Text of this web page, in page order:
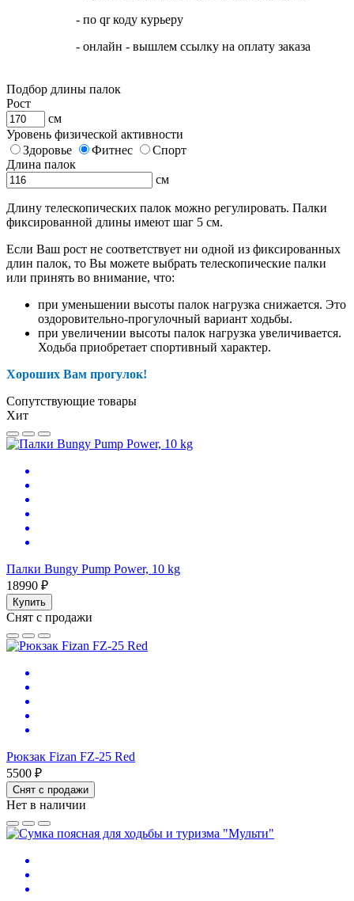
- по qr коду курьеру
- онлайн - вышлем ссылку на оплату заказа
Подбор длины палок
Рост
см
Уровень физической активности
Здоровье
Фитнес
Спорт
Длина палок
см
Длину телескопических палок можно регулировать. Палки
фиксированной длины имеют шаг 5 см.
Если Ваш рост не соответствует ни одной из фиксированных
длин палок, то Вы можете выбрать телескопические палки
или принять во внимание, что:
при уменьшении высоты палок нагрузка снижается. Это
оздоровительно-прогулочный вариант ходьбы.
при увеличении высоты палок нагрузка увеличивается.
Ходьба приобретает спортивный характер.
Хороших Вам прогулок!
Сопутствующие товары
Хит
Палки Bungy Pump Power, 10 kg
18990 ₽
Купить
Снят с продажи
Рюкзак Fizan FZ-25 Red
5500 ₽
Снят с продажи
Нет в наличии